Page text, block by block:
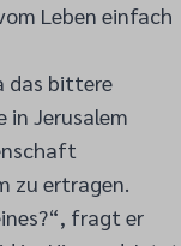
Leben einfach
das bittere
in Jerusalem
zu ertragen.
fragt er